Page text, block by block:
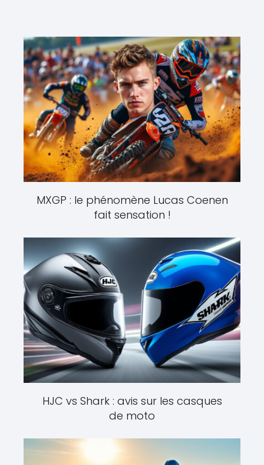
MXGP : le phénomène Lucas Coenen
fait sensation !
HJC vs Shark : avis sur les casques
de moto